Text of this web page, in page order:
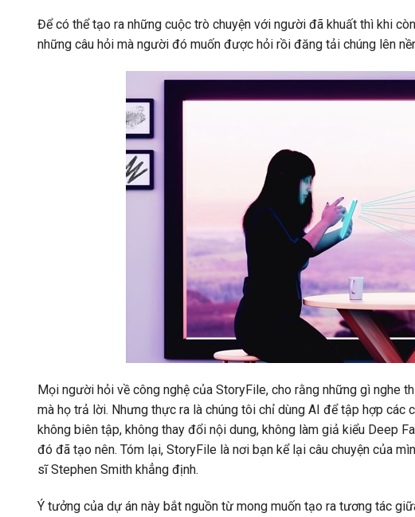
Để có thể tạo ra những cuộc trò chuyện với người đã khuất thì khi
những câu hỏi mà người đó muốn được hỏi rồi đăng tải chúng lên
Mọi người hỏi về công nghệ của StoryFile, cho rằng những gì nghe
mà họ trả lời. Nhưng thực ra là chúng tôi chỉ dùng AI để tập hợp
không biên tập, không thay đổi nội dung, không làm giả kiểu Deep
đó đã tạo nên. Tóm lại, StoryFile là nơi bạn kể lại câu chuyện của
sĩ Stephen Smith khẳng định.
Ý tưởng của dự án này bắt nguồn từ mong muốn tạo ra tương tác